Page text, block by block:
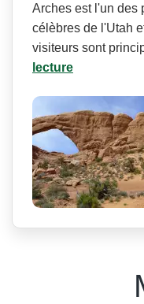
Arches est l'un des
célèbres de l'Utah
visiteurs sont
lecture